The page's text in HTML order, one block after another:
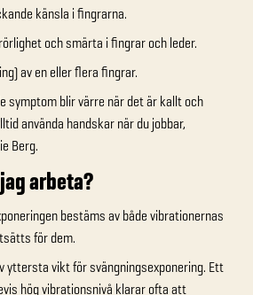
känsla i fingrarna.
och smärta i fingrar och leder.
av en eller flera fingrar.
symptom blir värre när det är kallt och
använda handskar när du jobbar,
Berg.
arbeta?
bestäms av både vibrationernas
för dem.
yttersta vikt för svängningsexponering. Ett
hög vibrationsnivå klarar ofta att